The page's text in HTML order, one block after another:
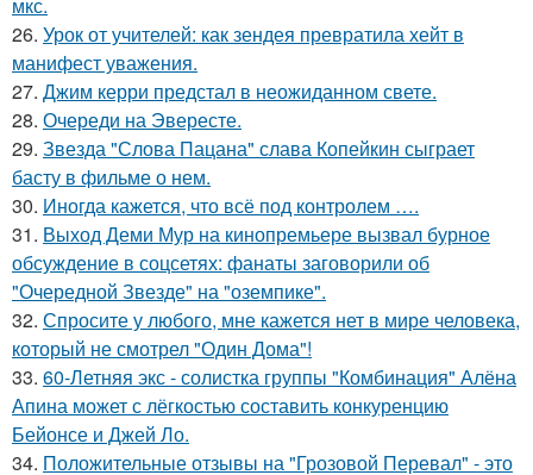
26. Урок от учителей: как зендея превратила хейт в
манифест уважения.
27. Джим керри предстал в неожиданном свете.
28. Очереди на Эвересте.
29. Звезда "Слова Пацана" слава Копейкин сыграет
басту в фильме о нем.
30. Иногда кажется, что всё под контролем ….
31. Выход Деми Мур на кинопремьере вызвал бурное
обсуждение в соцсетях: фанаты заговорили об
"Очередной Звезде" на "оземпике".
32. Спросите у любого, мне кажется нет в мире человека,
который не смотрел "Один Дома"!
33. 60-Летняя экс - солистка группы "Комбинация" Алёна
Апина может с лёгкостью составить конкуренцию
Бейонсе и Джей Ло.
34. Положительные отзывы на "Грозовой Перевал" - это